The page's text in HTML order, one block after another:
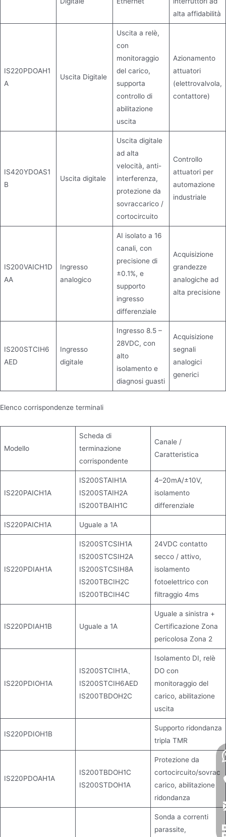
alta affidabilità
IS220PDOAH1
A
Uscita Digitale
Uscita a relè,
con
monitoraggio
del carico,
supporta
controllo di
abilitazione
uscita
Azionamento
attuatori
(elettrovalvola,
contattore)
IS420YDOAS1
B
Uscita digitale
Uscita digitale
ad alta
velocità, anti-
interferenza,
protezione da
sovraccarico /
cortocircuito
Controllo
attuatori per
automazione
industriale
IS200VAICH1D
AA
Ingresso
analogico
AI isolato a 16
canali, con
precisione di
±0.1%, e
supporto
ingresso
differenziale
Acquisizione
grandezze
analogiche ad
alta precisione
IS200STCIH6
AED
Ingresso
digitale
Ingresso 8.5 –
28VDC, con
alto
isolamento e
diagnosi guasti
Acquisizione
segnali
analogici
generici
Elenco corrispondenze terminali
Modello
Scheda di
terminazione
corrispondente
Canale /
Caratteristica
IS220PAICH1A
IS200STAIH1A
IS200STAIH2A
IS200TBAIH1C
4–20mA/±10V,
isolamento
differenziale
IS220PAICH1A Uguale a 1A
IS220PDIAH1A
IS200STCSIH1A
IS200STCSIH2A
IS200STCSIH8A
IS200TBCIH2C
IS200TBCIH4C
24VDC contatto
secco / attivo,
isolamento
fotoelettrico con
filtraggio 4ms
IS220PDIAH1B Uguale a 1A
Uguale a sinistra +
Certificazione Zona
pericolosa Zona 2
IS220PDIOH1A
IS200STCIH1A、
IS200STCIH6AED
IS200TBDOH2C
Isolamento DI, relè
DO con
monitoraggio del
carico, abilitazione
uscita
IS220PDIOH1B
Supporto ridondanza
tripla TMR
IS220PDOAH1A
IS200TBDOH1C
IS200STDOH1A
Protezione da
cortocircuito/sovrac
carico, abilitazione
ridondanza
Sonda a correnti
parassite,